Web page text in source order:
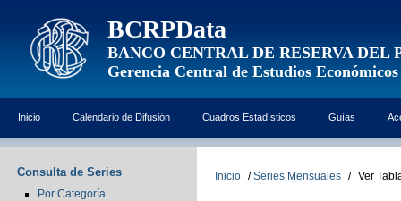
BCRPData
BANCO CENTRAL DE RESERVA DEL
Gerencia Central de Estudios Económicos
Inicio Calendario de Difusión Cuadros Estadísticos Guías
Consulta de Series
Por Categoría
Inicio / Series Mensuales / Ver